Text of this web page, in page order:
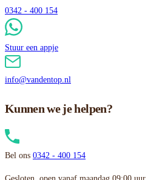
0342 - 400 154
Stuur een appje
info@vandentop.nl
Kunnen we je helpen?
Bel ons 0342 - 400 154